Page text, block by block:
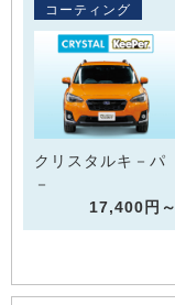
コーティング
クリスタルキ－パ
－
17,400円～